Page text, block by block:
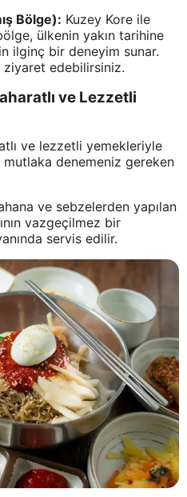
Bölge): Kuzey Kore ile
ülkenin yakın tarihine
ilginç bir deneyim sunar.
edebilirsiniz.
ve Lezzetli
ve lezzetli yemekleriyle
mutlaka denemeniz gereken
ve sebzelerden yapılan
vazgeçilmez bir
servis edilir.